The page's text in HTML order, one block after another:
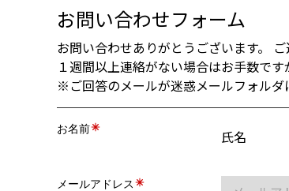
お問い合わせフォーム
お問い合わせありがとうございます。
１週間以上連絡がない場合はお手数で
※ご回答のメールが迷惑メールフォルダ
お名前 氏名
メールアドレス